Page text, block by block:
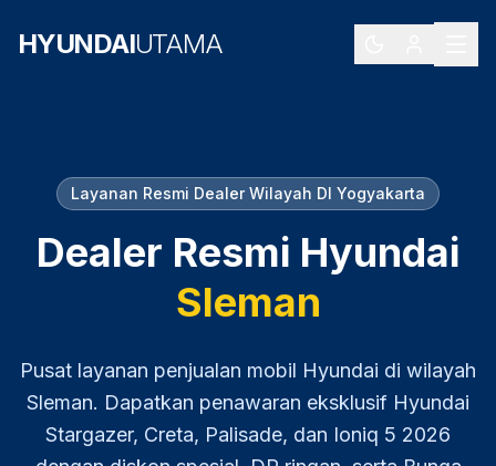
HYUNDAIUTAMA
Layanan Resmi Dealer Wilayah DI Yogyakarta
Dealer Resmi Hyundai
Sleman
Pusat layanan penjualan mobil Hyundai di wilayah
Sleman. Dapatkan penawaran eksklusif Hyundai
Stargazer, Creta, Palisade, dan Ioniq 5 2026